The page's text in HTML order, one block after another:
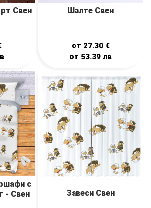
Свен Шалте Свен
от 27.30 €
от 53.39лв
с
- Свен
Завеси Свен